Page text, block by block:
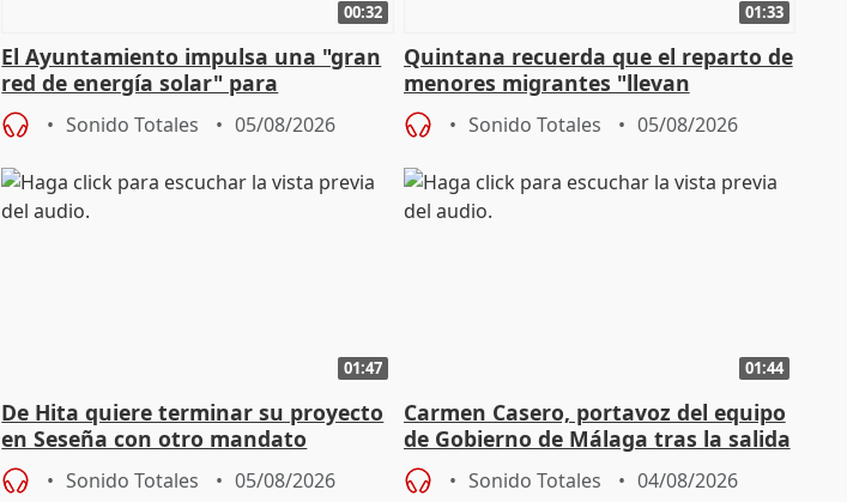
00:32
El Ayuntamiento impulsa una "gran
red de energía solar" para
autoconsumo
Sonido Totales 05/08/2026
01:33
Quintana recuerda que el reparto de
menores migrantes "llevan
aportación del Gobierno" central
Sonido Totales 05/08/2026
01:47
De Hita quiere terminar su proyecto
en Seseña con otro mandato
Sonido Totales 05/08/2026
01:44
Carmen Casero, portavoz del equipo
de Gobierno de Málaga tras la salida
de Pérez de Siles
Sonido Totales 04/08/2026